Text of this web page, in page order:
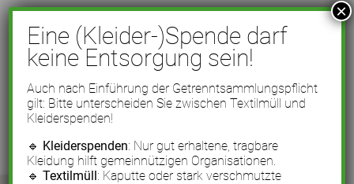
Eine (Kleider-)Spende darf
keine Entsorgung sein!
Auch nach Einführung der Getrenntsammlungspflicht
gilt: Bitte unterscheiden Sie zwischen Textilmüll und
Kleiderspenden!
🔹 Kleiderspenden: Nur gut erhaltene, tragbare
Kleidung hilft gemeinnützigen Organisationen.
🔹Textilmüll: Kaputte oder stark verschmutzte
×